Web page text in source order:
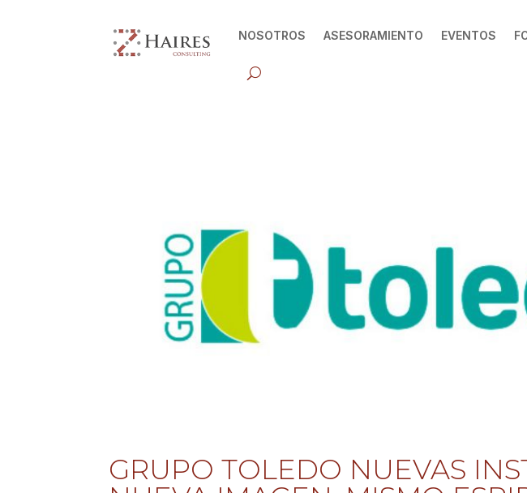
NOSOTROS ASESORAMIENTO EVENTOS
GRUPO TOLEDO NUEVAS